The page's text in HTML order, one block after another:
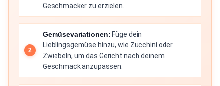
Geschmäcker zu erzielen.
Gemüsevariationen: Füge dein
Lieblingsgemüse hinzu, wie Zucchini oder
Zwiebeln, um das Gericht nach deinem
Geschmack anzupassen.